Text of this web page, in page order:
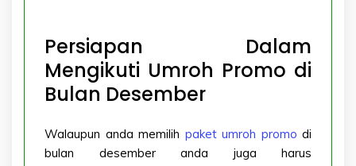
Persiapan Dalam
Mengikuti Umroh Promo di
Bulan Desember
Walaupun anda memilih paket umroh promo di
bulan desember anda juga harus